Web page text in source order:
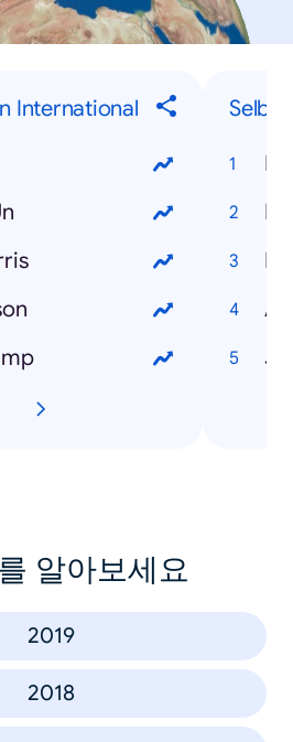
International
알아보세요
2019
2018